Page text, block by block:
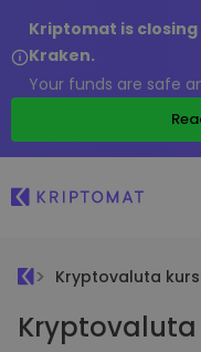
Kriptomat is
Kraken.
Your funds are safe
Kryptovaluta
Kryptovaluta